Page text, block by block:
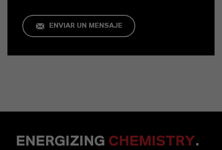
ENVIAR UN MENSAJE
ENERGIZING CHEMISTRY.